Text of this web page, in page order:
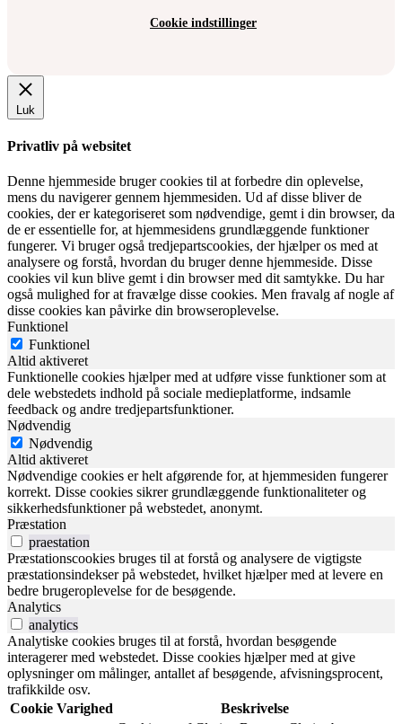
Cookie indstillinger
Luk
Privatliv på websitet
Denne hjemmeside bruger cookies til at forbedre din oplevelse,
mens du navigerer gennem hjemmesiden. Ud af disse bliver de
cookies, der er kategoriseret som nødvendige, gemt i din browser, da
de er essentielle for, at hjemmesidens grundlæggende funktioner
fungerer. Vi bruger også tredjepartscookies, der hjælper os med at
analysere og forstå, hvordan du bruger denne hjemmeside. Disse
cookies vil kun blive gemt i din browser med dit samtykke. Du har
også mulighed for at fravælge disse cookies. Men fravalg af nogle af
disse cookies kan påvirke din browseroplevelse.
Funktionel
Funktionel
Altid aktiveret
Funktionelle cookies hjælper med at udføre visse funktioner som at
dele webstedets indhold på sociale medieplatforme, indsamle
feedback og andre tredjepartsfunktioner.
Nødvendig
Nødvendig
Altid aktiveret
Nødvendige cookies er helt afgørende for, at hjemmesiden fungerer
korrekt. Disse cookies sikrer grundlæggende funktionaliteter og
sikkerhedsfunktioner på webstedet, anonymt.
Præstation
praestation
Præstationscookies bruges til at forstå og analysere de vigtigste
præstationsindekser på webstedet, hvilket hjælper med at levere en
bedre brugeroplevelse for de besøgende.
Analytics
analytics
Analytiske cookies bruges til at forstå, hvordan besøgende
interagerer med webstedet. Disse cookies hjælper med at give
oplysninger om målinger, antallet af besøgende, afvisningsprocent,
trafikkilde osv.
Cookie Varighed
Beskrivelse